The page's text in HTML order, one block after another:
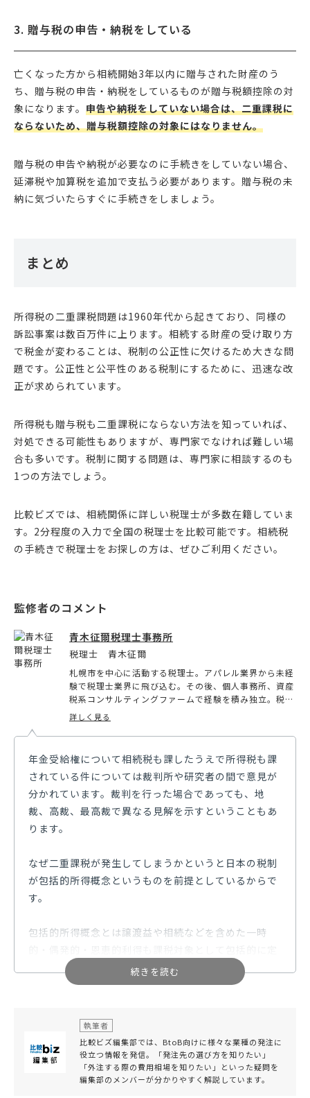
3. 贈与税の申告・納税をしている
亡くなった方から相続開始3年以内に贈与された財産のう
ち、贈与税の申告・納税をしているものが贈与税額控除の対
象になります。 申告や納税をしていない場合は、二重課税に
ならないため、贈与税額控除の対象にはなりません。
贈与税の申告や納税が必要なのに手続きをしていない場合、
延滞税や加算税を追加で支払う必要があります。贈与税の未
納に気づいたらすぐに手続きをしましょう。
まとめ
所得税の二重課税問題は1960年代から起きており、同様の
訴訟事案は数百万件に上ります。相続する財産の受け取り方
で税金が変わることは、税制の公正性に欠けるため大きな問
題です。公正性と公平性のある税制にするために、迅速な改
正が求められています。
所得税も贈与税も二重課税にならない方法を知っていれば、
対処できる可能性もありますが、専門家でなければ難しい場
合も多いです。税制に関する問題は、専門家に相談するのも
1つの方法でしょう。
比較ビズでは、相続関係に詳しい税理士が多数在籍していま
す。2分程度の入力で全国の税理士を比較可能です。相続税
の手続きで税理士をお探しの方は、ぜひご利用ください。
青木征爾税理士事務所
税理士 青木征爾
札幌市を中心に活動する税理士。アパレル業界から未経
験で税理士業界に飛び込む。その後、個人事務所、資産
税系コンサルティングファームで経験を積み独立。税理
士の仕事で重要なことはお客様とのコミュニケーション
であるという考えから対話を重視している。中小企業の
経営支援、スタートアップ支援、相続業務を得意として
詳しく見る
年金受給権について相続税も課したうえで所得税も課
されている件については裁判所や研究者の間で意見が
分かれています。裁判を行った場合であっても、地
裁、高裁、最高裁で異なる見解を示すということもあ
ります。
なぜ二重課税が発生してしまうかというと日本の税制
が包括的所得概念というものを前提としているからで
す。
包括的所得概念とは譲渡益や相続などを含めた一時
義されるべきという考え方です。一時的・偶発的・恩
恵的利得が課税対象としてふさわしくないという考え
外国では制限的所得概念の考え方をする国もあり、譲
渡益や相続税などについて課税がされない、または課
税が少ない国もあります。
執筆者
比較ビズ編集部では、BtoB向けに様々な業種の発注に
役立つ情報を発信。「発注先の選び方を知りたい」
「外注する際の費用相場を知りたい」といった疑問を
編集部のメンバーが分かりやすく解説しています。